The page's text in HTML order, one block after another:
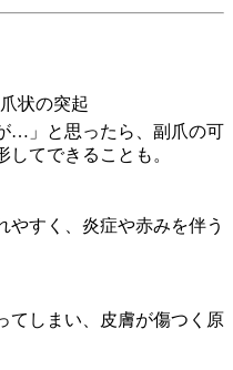
状の突起
…」と思ったら、副爪の可
てできることも。
やすく、炎症や赤みを伴う
てしまい、皮膚が傷つく原